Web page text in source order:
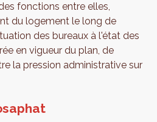
fonctions entre elles,
du logement le long de
des bureaux à l'état des
en vigueur du plan, de
la pression administrative sur